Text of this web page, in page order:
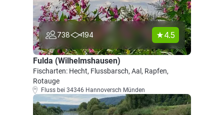
738 194 4.5
Fulda (Wilhelmshausen)
Fischarten: Hecht, Flussbarsch, Aal, Rapfen,
Rotauge
Fluss bei 34346 Hannoversch Münden